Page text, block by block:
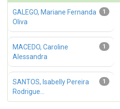
1
GALEGO, Mariane Fernanda
Oliva
1
MACEDO, Caroline
Alessandra
1
SANTOS, Isabelly Pereira
Rodrigue...